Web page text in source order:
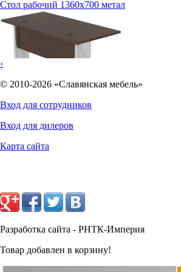
Стол рабочий 1360х700 метал
›
© 2010-2026 «Славянская мебель»
Вход для сотрудников
Вход для дилеров
Карта сайта
Разработка сайта - РНТК-Империя
Товар добавлен в корзину!